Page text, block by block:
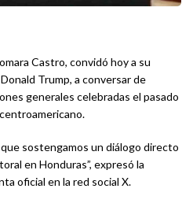
Castro, convidó hoy a su
Trump, a conversar de
generales celebradas el pasado
sostengamos un diálogo directo
en Honduras”, expresó la
oficial en la red social X.